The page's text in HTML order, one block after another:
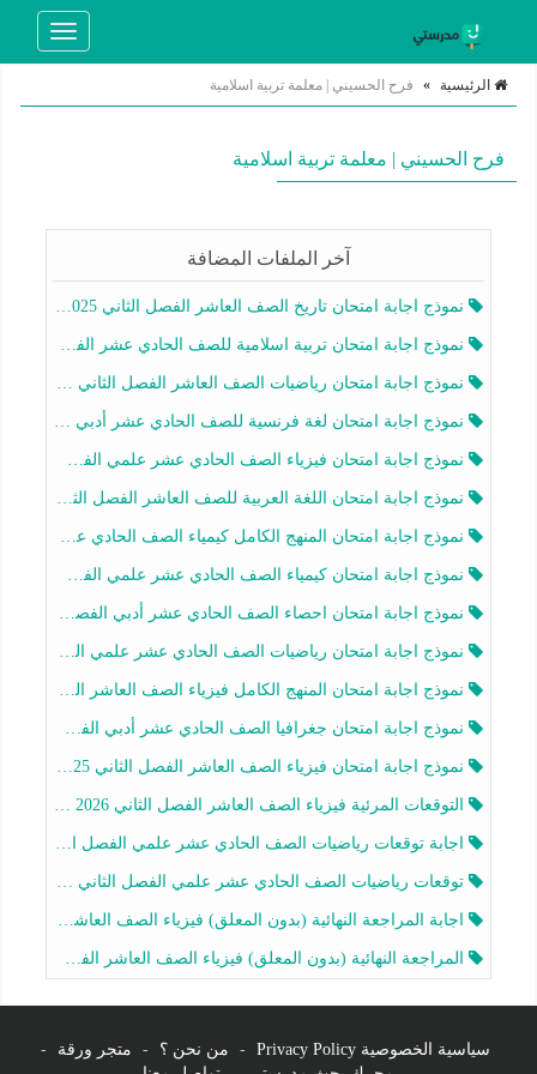
Toggle
الرئيسية » فرح الحسيني | معلمة تربية اسلامية
فرح الحسيني | معلمة تربية اسلامية
آخر الملفات المضافة
نموذج اجابة امتحان تاريخ الصف العاشر الفصل الثاني 2025-2026
نموذج اجابة امتحان تربية اسلامية للصف الحادي عشر الفصل الثاني 2025-2026
نموذج اجابة امتحان رياضيات الصف العاشر الفصل الثاني 2025-2026
نموذج اجابة امتحان لغة فرنسية للصف الحادي عشر أدبي الفصل الثاني 2025-2026
نموذج اجابة امتحان فيزياء الصف الحادي عشر علمي الفصل الثاني 2025-2026
نموذج اجابة امتحان اللغة العربية للصف العاشر الفصل الثاني 2025-2026
نموذج اجابة امتحان المنهج الكامل كيمياء الصف الحادي عشر علمي الفصل الثاني 2025-2026
نموذج اجابة امتحان كيمياء الصف الحادي عشر علمي الفصل الثاني 2025-2026
نموذج اجابة امتحان احصاء الصف الحادي عشر أدبي الفصل الثاني 2025-2026
نموذج اجابة امتحان رياضيات الصف الحادي عشر علمي الفصل الثاني 2025-2026
نموذج اجابة امتحان المنهج الكامل فيزياء الصف العاشر الفصل الثاني 2025-2026
نموذج اجابة امتحان جغرافيا الصف الحادي عشر أدبي الفصل الثاني 2025-2026
نموذج اجابة امتحان فيزياء الصف العاشر الفصل الثاني 2025-2026
التوقعات المرئية فيزياء الصف العاشر الفصل الثاني 2026 أ هيثم الليثي
اجابة توقعات رياضيات الصف الحادي عشر علمي الفصل الثاني 2025-2026 أ عمرو فايز
توقعات رياضيات الصف الحادي عشر علمي الفصل الثاني 2025-2026 أ عمرو فايز
اجابة المراجعة النهائية (بدون المعلق) فيزياء الصف العاشر الفصل الثاني أ أحمد نبيه
المراجعة النهائية (بدون المعلق) فيزياء الصف العاشر الفصل الثاني أ أحمد نبيه
سياسية الخصوصية Privacy Policy - من نحن ؟ - متجر ورقة
-